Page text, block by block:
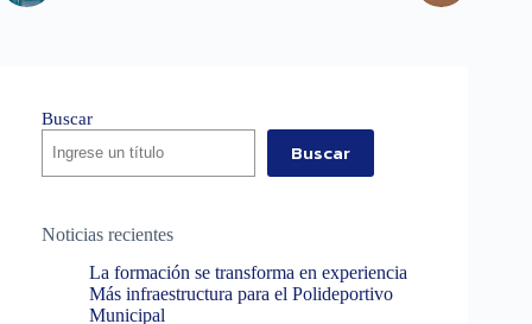
Buscar
Buscar
Noticias recientes
La formación se transforma en experiencia
Más infraestructura para el Polideportivo
Municipal